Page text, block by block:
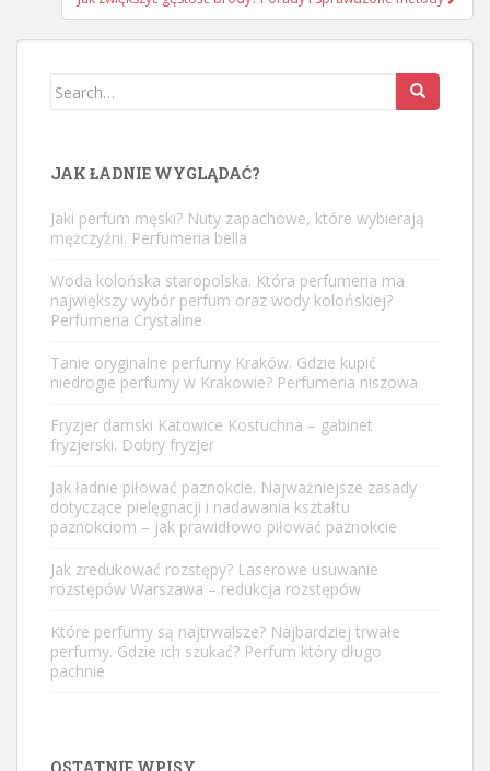
Search
JAK ŁADNIE WYGLĄDAĆ?
Jaki perfum męski? Nuty zapachowe, które wybierają
mężczyźni. Perfumeria bella
Woda kolońska staropolska. Która perfumeria ma
największy wybór perfum oraz wody kolońskiej?
Perfumeria Crystaline
Tanie oryginalne perfumy Kraków. Gdzie kupić
niedrogie perfumy w Krakowie? Perfumeria niszowa
Fryzjer damski Katowice Kostuchna – gabinet
fryzjerski. Dobry fryzjer
Jak ładnie piłować paznokcie. Najważniejsze zasady
dotyczące pielęgnacji i nadawania kształtu
paznokciom – jak prawidłowo piłować paznokcie
Jak zredukować rozstępy? Laserowe usuwanie
rozstępów Warszawa – redukcja rozstępów
Które perfumy są najtrwalsze? Najbardziej trwałe
perfumy. Gdzie ich szukać? Perfum który długo
pachnie